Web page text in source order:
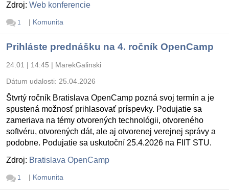
Zdroj: Web konferencie
1 | Komunita
Prihláste prednášku na 4. ročník OpenCamp
24.01 | 14:45 | MarekGalinski
Dátum udalosti: 25.04.2026
Štvrtý ročník Bratislava OpenCamp pozná svoj termín a je
spustená možnosť prihlasovať príspevky. Podujatie sa
zameriava na témy otvorených technológii, otvoreného
softvéru, otvorených dát, ale aj otvorenej verejnej správy a
podobne. Podujatie sa uskutoční 25.4.2026 na FIIT STU.
Zdroj: Bratislava OpenCamp
1 | Komunita